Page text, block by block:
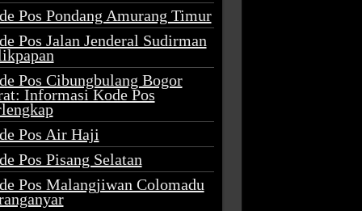
Pos Pondang Amurang Timur
Pos Jalan Jenderal Sudirman
Pos Cibungbulang Bogor
Informasi Kode Pos
Pos Air Haji
Pos Pisang Selatan
Pos Malangjiwan Colomadu